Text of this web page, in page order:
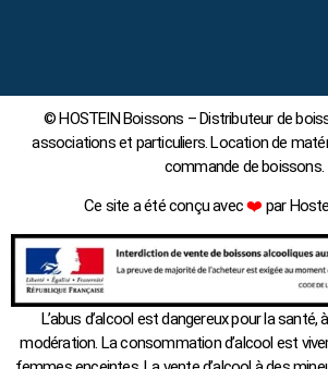
© HOSTEIN Boissons – Distributeur de
associations et particuliers. Location de
commande de boissons.
Ce site a été conçu avec❤️ par
L’abus d’alcool est dangereux pour la
modération. La consommation d’alcool est